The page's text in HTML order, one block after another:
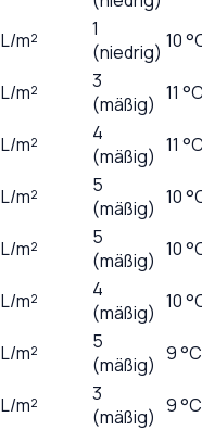
L/m²
1
(niedrig) 10
L/m²
3
(mäßig) 11
L/m²
4
(mäßig) 11
L/m²
5
(mäßig) 10
L/m²
5
(mäßig) 10
L/m²
4
(mäßig) 10
L/m²
5
(mäßig) 9 °C
L/m²
3
(mäßig) 9 °C